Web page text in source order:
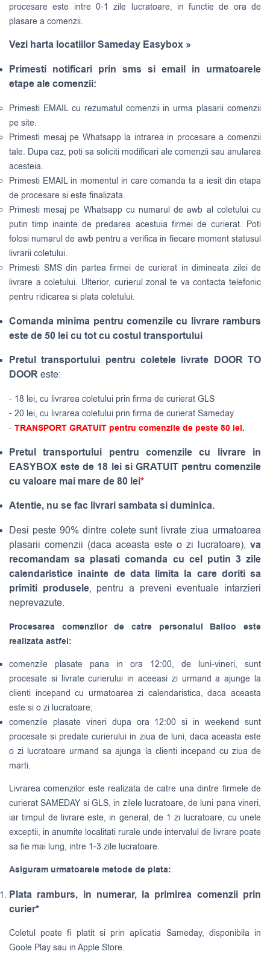
procesare este intre 0-1 zile lucratoare, in functie de ora de
plasare a comenzii.
Vezi harta locatiilor Sameday Easybox »
Primesti notificari prin sms si email in urmatoarele
etape ale comenzii:
Primesti EMAIL cu rezumatul comenzii in urma plasarii comenzii
pe site.
Primesti mesaj pe Whatsapp la intrarea in procesare a comenzii
tale. Dupa caz, poti sa soliciti modificari ale comenzii sau anularea
acesteia.
Primesti EMAIL in momentul in care comanda ta a iesit din etapa
de procesare si este finalizata.
Primesti mesaj pe Whatsapp cu numarul de awb al coletului cu
putin timp inainte de predarea acestuia firmei de curierat. Poti
folosi numarul de awb pentru a verifica in fiecare moment statusul
livrarii coletului.
Primesti SMS din partea firmei de curierat in dimineata zilei de
livrare a coletului. Ulterior, curierul zonal te va contacta telefonic
pentru ridicarea si plata coletului.
Comanda minima pentru comenzile cu livrare ramburs
este de 50 lei cu tot cu costul transportului
Pretul transportului pentru coletele livrate DOOR TO
DOOReste:
- 18 lei, cu livrarea coletului prin firma de curierat GLS
- 20 lei, cu livrarea coletului prin firma de curierat Sameday
- TRANSPORT GRATUIT pentru comenzile de peste 80 lei.
Pretul transportului pentru comenzile cu livrare in
EASYBOX este de 18 lei si GRATUIT pentru comenzile
cu valoare mai mare de 80 lei*
Atentie, nu se fac livrari sambata si duminica.
Desi peste 90% dintre colete sunt livrate ziua urmatoarea
plasarii comenzii (daca aceasta este o zi lucratoare), va
recomandam sa plasati comanda cu cel putin 3 zile
calendaristice inainte de data limita la care doriti sa
primiti produsele, pentru a preveni eventuale intarzieri
neprevazute.
Procesarea comenzilor de catre personalul Balloo este
realizata astfel:
comenzile plasate pana in ora 12:00, de luni-vineri, sunt
procesate si livrate curierului in aceeasi zi urmand a ajunge la
clienti incepand cu urmatoarea zi calendaristica, daca aceasta
este si o zi lucratoare;
comenzile plasate vineri dupa ora 12:00 si in weekend sunt
procesate si predate curierului in ziua de luni, daca aceasta este
o zi lucratoare urmand sa ajunga la clienti incepand cu ziua de
marti.
Livrarea comenzilor este realizata de catre una dintre firmele de
curieratSAMEDAY si GLS, in zilele lucratoare, de luni pana vineri,
iar timpul de livrare este, in general, de 1 zi lucratoare, cu unele
exceptii, in anumite localitati rurale unde intervalul de livrare poate
sa fie mai lung, intre 1-3 zile lucratoare.
Asiguram urmatoarele metode de plata:
Plata ramburs, in numerar, la primirea comenzii prin
curier*
Coletul poate fi platit si prin aplicatia Sameday, disponibila in
Goole Play sau in Apple Store.